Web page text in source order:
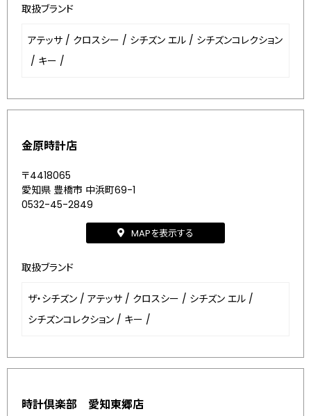
取扱ブランド
アテッサ / クロスシー / シチズン エル / シチズンコレクション
/ キー /
金原時計店
〒4418065
愛知県 豊橋市 中浜町69-1
0532-45-2849
MAPを表示する
取扱ブランド
ザ・シチズン / アテッサ / クロスシー / シチズン エル /
シチズンコレクション / キー /
時計倶楽部 愛知東郷店